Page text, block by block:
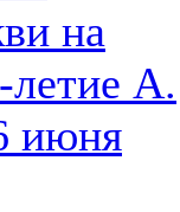
на
летие А.
июня